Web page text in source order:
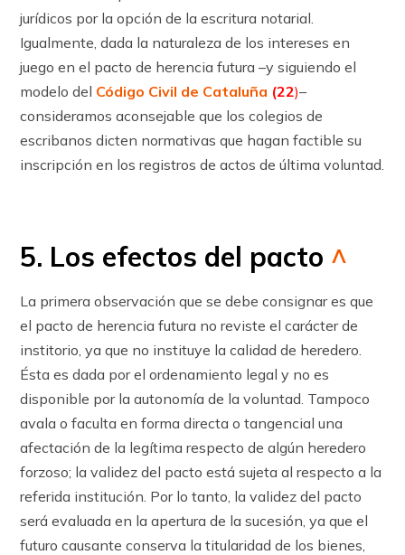
jurídicos por la opción de la escritura notarial.
Igualmente, dada la naturaleza de los intereses en
juego en el pacto de herencia futura –y siguiendo el
modelo del Código Civil de Cataluña (22)–
consideramos aconsejable que los colegios de
escribanos dicten normativas que hagan factible su
inscripción en los registros de actos de última voluntad.
5. Los efectos del pacto ^
La primera observación que se debe consignar es que
el pacto de herencia futura no reviste el carácter de
institorio, ya que no instituye la calidad de heredero.
Ésta es dada por el ordenamiento legal y no es
disponible por la autonomía de la voluntad. Tampoco
avala o faculta en forma directa o tangencial una
afectación de la legítima respecto de algún heredero
forzoso; la validez del pacto está sujeta al respecto a la
referida institución. Por lo tanto, la validez del pacto
será evaluada en la apertura de la sucesión, ya que el
futuro causante conserva la titularidad de los bienes,